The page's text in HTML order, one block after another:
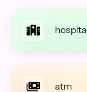
hospital
atm